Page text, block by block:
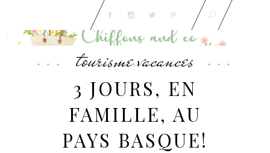
tourisme,vacances
3 JOURS, EN
FAMILLE, AU
PAYS BASQUE!